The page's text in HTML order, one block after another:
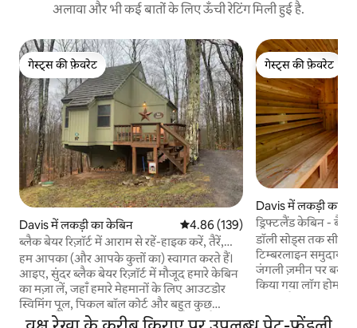
अलावा और भी कई बातों के लिए ऊँची रेटिंग मिली हुई है.
गेस्ट्स की फ़ेवरेट
गेस्ट्स की फ़ेवरेट
Davis में लकड़ी का केबिन औसत रेटिंग 5 में से 4.86, 139 समीक्षाएँ
4.86 (139)
ब्लैक बेयर रिज़ॉर्ट में आराम से रहें-हाइक करें, तैरें,
बाइक चलाएँ
हम आपका (और आपके कुत्तों का) स्वागत करते हैं।
आइए, सुंदर ब्लैक बेयर रिज़ॉर्ट में मौजूद हमारे केबिन
का मज़ा लें, जहाँ हमारे मेहमानों के लिए आउटडोर
स्विमिंग पूल, पिकल बॉल कोर्ट और बहुत कुछ
उपलब्ध है! डेविस और थॉमस के करीब कैनन वैली में
गेस्ट्स की फ़ेवरेट
गेस्ट्स की फ़ेवरेट
Davis में लकड़ी का
ड्रिफ्टलैंड केबिन -
डॉली सोड्स तक
टिम्बरलाइन समुदाय
जंगली ज़मीन पर बसा
किया गया लॉग होम
आधुनिक सुविधाएँ